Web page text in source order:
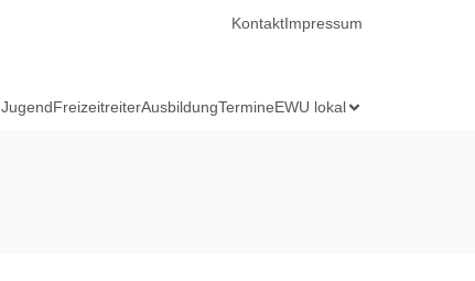
KontaktImpressum
JugendFreizeitreiterAusbildungTermineEWU lokal